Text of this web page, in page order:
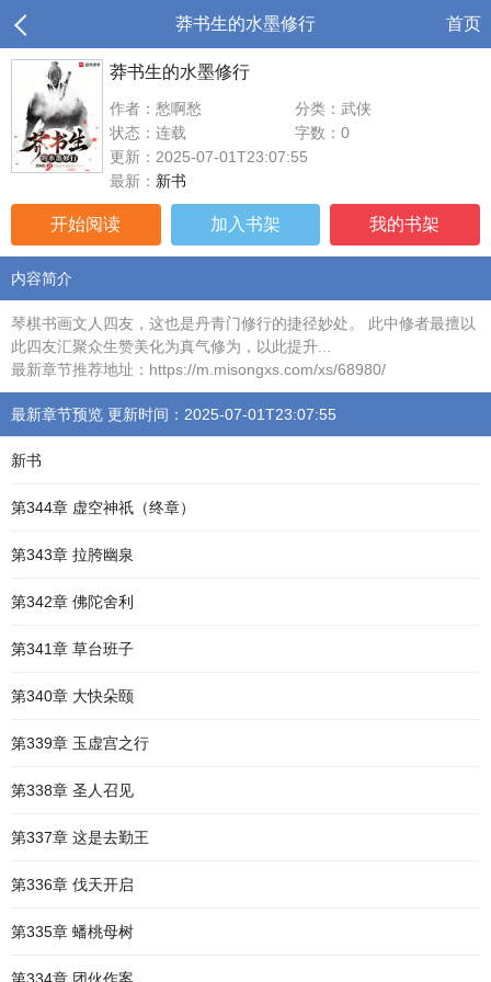
莽书生的水墨修行 首页
莽书生的水墨修行
作者：愁啊愁
分类：武侠
状态：连载
字数：0
更新：2025-07-01T23:07:55
最新： 新书
开始阅读 加入书架 我的书架
内容简介
琴棋书画文人四友，这也是丹青门修行的捷径妙处。 此中修者最擅以
此四友汇聚众生赞美化为真气修为，以此提升...
最新章节推荐地址：https://m.misongxs.com/xs/68980/
最新章节预览 更新时间：2025-07-01T23:07:55
新书
第344章 虚空神祇（终章）
第343章 拉胯幽泉
第342章 佛陀舍利
第341章 草台班子
第340章 大快朵颐
第339章 玉虚宫之行
第338章 圣人召见
第337章 这是去勤王
第336章 伐天开启
第335章 蟠桃母树